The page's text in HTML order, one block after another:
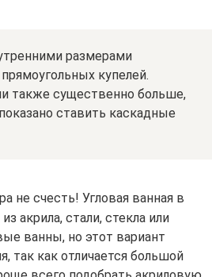
размерами
купелей.
также существенно больше,
ставить каскадные
не счесть! Угловая ванная в
акрила, стали, стекла или
ванны, но этот вариант
так как отличается большой